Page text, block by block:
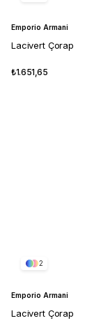
Emporio Armani
Lacivert Çorap
₺1.651,65
2
Emporio Armani
Lacivert Çorap